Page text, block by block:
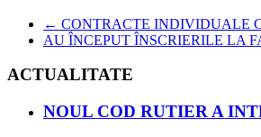
← CONTRACTE INDIVIDUALE
AU ÎNCEPUT ÎNSCRIERILE LA
ACTUALITATE
NOUL COD RUTIER A